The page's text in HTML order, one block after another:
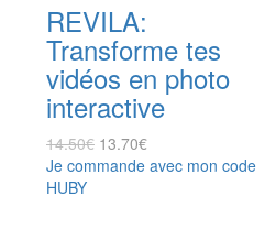
REVILA:
Transforme tes
vidéos en photo
interactive
14.50€ 13.70€
Je commande avec mon code
HUBY